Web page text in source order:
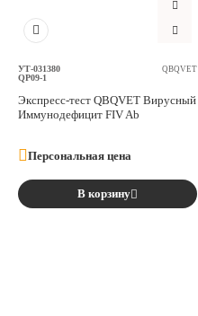
УТ-031380
QP09-1
QBQVET
Экспресс-тест QBQVET Вирусный
Иммунодефицит FIV Ab
Персональная цена
В корзину